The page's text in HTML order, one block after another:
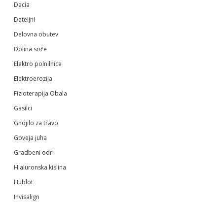
Dacia
Dateljni
Delovna obutev
Dolina soče
Elektro polnilnice
Elektroerozija
Fizioterapija Obala
Gasilci
Gnojilo za travo
Goveja juha
Gradbeni odri
Hialuronska kislina
Hublot
Invisalign